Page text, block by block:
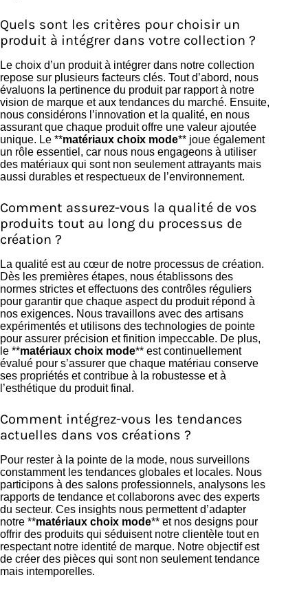
Quels sont les critères pour choisir un
produit à intégrer dans votre collection ?
Le choix d’un produit à intégrer dans notre collection
repose sur plusieurs facteurs clés. Tout d’abord, nous
évaluons la pertinence du produit par rapport à notre
vision de marque et aux tendances du marché. Ensuite,
nous considérons l’innovation et la qualité, en nous
assurant que chaque produit offre une valeur ajoutée
unique. Le **matériaux choix mode** joue également
un rôle essentiel, car nous nous engageons à utiliser
des matériaux qui sont non seulement attrayants mais
aussi durables et respectueux de l’environnement.
Comment assurez-vous la qualité de vos
produits tout au long du processus de
création ?
La qualité est au cœur de notre processus de création.
Dès les premières étapes, nous établissons des
normes strictes et effectuons des contrôles réguliers
pour garantir que chaque aspect du produit répond à
nos exigences. Nous travaillons avec des artisans
expérimentés et utilisons des technologies de pointe
pour assurer précision et finition impeccable. De plus,
le **matériaux choix mode** est continuellement
évalué pour s’assurer que chaque matériau conserve
ses propriétés et contribue à la robustesse et à
l’esthétique du produit final.
Comment intégrez-vous les tendances
actuelles dans vos créations ?
Pour rester à la pointe de la mode, nous surveillons
constamment les tendances globales et locales. Nous
participons à des salons professionnels, analysons les
rapports de tendance et collaborons avec des experts
du secteur. Ces insights nous permettent d’adapter
notre **matériaux choix mode** et nos designs pour
offrir des produits qui séduisent notre clientèle tout en
respectant notre identité de marque. Notre objectif est
de créer des pièces qui sont non seulement tendance
mais intemporelles.